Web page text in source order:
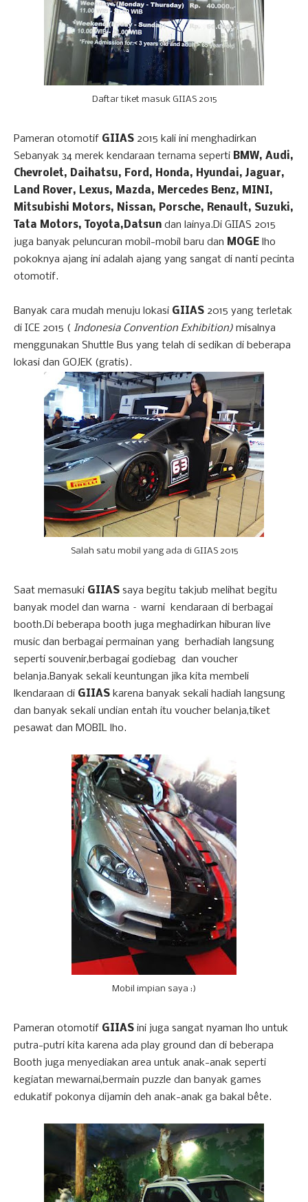
Daftar tiket masuk GIIAS 2015
Pameran otomotif GIIAS 2015 kali ini menghadirkan
Sebanyak 34 merek kendaraan ternama seperti BMW, Audi,
Chevrolet, Daihatsu, Ford, Honda, Hyundai, Jaguar,
Land Rover, Lexus, Mazda, Mercedes Benz, MINI,
Mitsubishi Motors, Nissan, Porsche, Renault, Suzuki,
Tata Motors, Toyota,Datsun dan lainya.Di GIIAS 2015
juga banyak peluncuran mobil-mobil baru dan MOGE lho
pokoknya ajang ini adalah ajang yang sangat di nanti pecinta
otomotif.
Banyak cara mudah menuju lokasi GIIAS 2015 yang terletak
di ICE 2015 ( Indonesia Convention Exhibition) misalnya
menggunakan Shuttle Bus yang telah di sedikan di beberapa
lokasi dan GOJEK (gratis).
Salah satu mobil yang ada di GIIAS 2015
Saat memasuki GIIAS saya begitu takjub melihat begitu
banyak model dan warna – warni
kendaraan di berbagai
booth.Di beberapa booth juga meghadirkan hiburan live
music dan berbagai permainan yang berhadiah langsung
seperti souvenir,berbagai godiebag dan voucher
belanja.Banyak sekali keuntungan jika kita membeli
lkendaraan di GIIAS karena banyak sekali hadiah langsung
dan banyak sekali undian entah itu voucher belanja,tiket
pesawat dan MOBIL lho.
Mobil impian saya :)
Pameran otomotif GIIAS ini juga sangat nyaman lho untuk
putra-putri kita karena ada play ground dan di beberapa
Booth juga menyediakan area untuk anak-anak seperti
kegiatan mewarnai,bermain puzzle dan banyak games
edukatif pokonya dijamin deh anak-anak ga bakal bête.